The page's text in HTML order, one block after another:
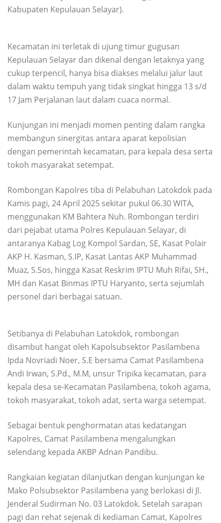
Kabupaten Kepulauan Selayar).
Kecamatan ini terletak di ujung timur gugusan
Kepulauan Selayar dan dikenal dengan letaknya yang
cukup terpencil, hanya bisa diakses melalui jalur laut
dalam waktu tempuh yang tidak singkat hingga 13 s/d
17 Jam Perjalanan laut dalam cuaca normal.
Kunjungan ini menjadi momen penting dalam rangka
membangun sinergitas antara aparat kepolisian
dengan pemerintah kecamatan, para kepala desa serta
tokoh masyarakat setempat.
Rombongan Kapolres tiba di Pelabuhan Latokdok pada
Kamis pagi, 24 April 2025 sekitar pukul 06.30 WITA,
menggunakan KM Bahtera Nuh. Rombongan terdiri
dari pejabat utama Polres Kepulauan Selayar, di
antaranya Kabag Log Kompol Sardan, SE, Kasat Polair
AKP H. Kasman, S.IP, Kasat Lantas AKP Muhammad
Muaz, S.Sos, hingga Kasat Reskrim IPTU Muh Rifai, SH.,
MH dan Kasat Binmas IPTU Haryanto, serta sejumlah
personel dari berbagai satuan.
Setibanya di Pelabuhan Latokdok, rombongan
disambut hangat oleh Kapolsubsektor Pasilambena
Ipda Novriadi Noer, S.E bersama Camat Pasilambena
Andi Irwan, S.Pd., M.M, unsur Tripika kecamatan, para
kepala desa se-Kecamatan Pasilambena, tokoh agama,
tokoh masyarakat, tokoh adat, serta warga setempat.
Sebagai bentuk penghormatan atas kedatangan
Kapolres, Camat Pasilambena mengalungkan
selendang kepada AKBP Adnan Pandibu.
Rangkaian kegiatan dilanjutkan dengan kunjungan ke
Mako Polsubsektor Pasilambena yang berlokasi di Jl.
Jenderal Sudirman No. 03 Latokdok. Setelah sarapan
pagi dan rehat sejenak di kediaman Camat, Kapolres